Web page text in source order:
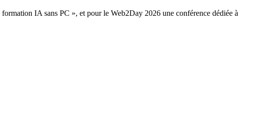
IA sans PC », et pour le Web2Day 2026 une conférence dédiée à